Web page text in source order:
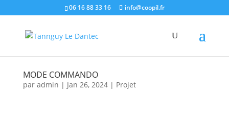
06 16 88 33 16 info@coopil.fr
MODE COMMANDO
par admin | Jan 26, 2024| Projet